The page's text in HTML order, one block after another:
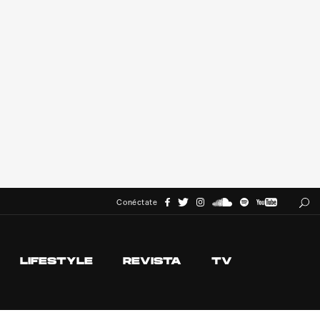
Conéctate
LIFESTYLE REVISTA TV